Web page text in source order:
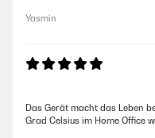
Yasmin
Das Gerät macht das Leben
Grad Celsius im Home Office